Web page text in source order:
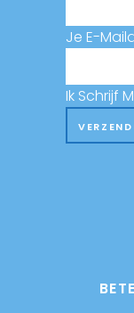
Je E-
Ik Schrijf